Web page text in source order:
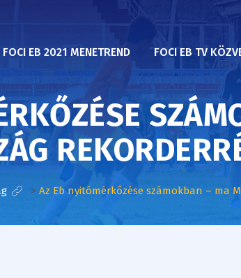
FOCI EB 2021 MENETREND FOCI EB TV
> Az Eb nyitómérkőzése számokban – ma